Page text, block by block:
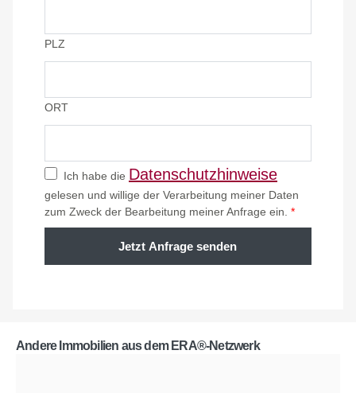
PLZ
ORT
Ich habe die Datenschutzhinweise
gelesen und willige der Verarbeitung meiner Daten
zum Zweck der Bearbeitung meiner Anfrage ein. *
Jetzt Anfrage senden
Andere Immobilien aus dem ERA®-Netzwerk